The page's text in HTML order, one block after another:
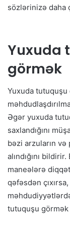
sözlərinizə daha
Yuxuda
görmək
Yuxuda tutuquşu
Əgər yuxuda
saxlandığını
bəzi arzuların və
alındığını
maneələrə
qəfəsdən
tutuquşu görmək